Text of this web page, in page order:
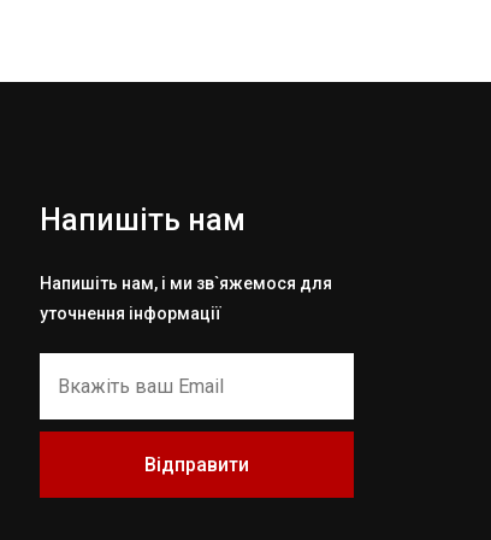
Напишіть нам
Напишіть нам, і ми зв`яжемося для
уточнення інформації
Відправити